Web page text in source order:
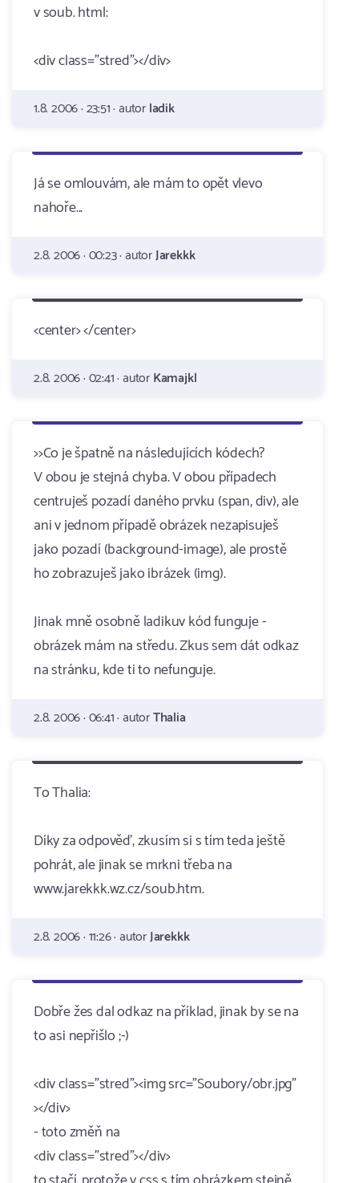
v soub. html:
<div class="stred"></div>
1.8. 2006 · 23:51 · autorladik
Já se omlouvám, ale mám to opět vlevo
nahoře...
2.8. 2006 · 00:23 · autorJarekkk
<center> </center>
2.8. 2006 · 02:41 · autorKamajkl
>>Co je špatně na následujících kódech?
V obou je stejná chyba. V obou případech
centruješ pozadí daného prvku (span, div), ale
ani v jednom případě obrázek nezapisuješ
jako pozadí (background-image), ale prostě
ho zobrazuješ jako ibrázek (img).
Jinak mně osobně ladikuv kód funguje -
obrázek mám na středu. Zkus sem dát odkaz
na stránku, kde ti to nefunguje.
2.8. 2006 · 06:41 · autorThalia
To Thalia:
Díky za odpověď, zkusím si s tím teda ještě
pohrát, ale jinak se mrkni třeba na
www.jarekkk.wz.cz/soub.htm.
2.8. 2006 · 11:26 · autorJarekkk
Dobře žes dal odkaz na příklad, jinak by se na
to asi nepřišlo ;-)
<div class="stred"><img src="Soubory/obr.jpg"
></div>
- toto změň na
<div class="stred"></div>